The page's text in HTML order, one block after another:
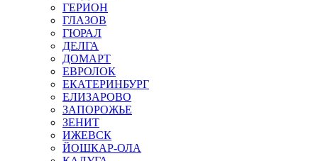
ГЕРИОН
ГЛАЗОВ
ГЮРАЛ
ДЕЛГА
ДОМАРТ
ЕВРОЛОК
ЕКАТЕРИНБУРГ
ЕЛИЗАРОВО
ЗАПОРОЖЬЕ
ЗЕНИТ
ИЖЕВСК
ЙОШКАР-ОЛА